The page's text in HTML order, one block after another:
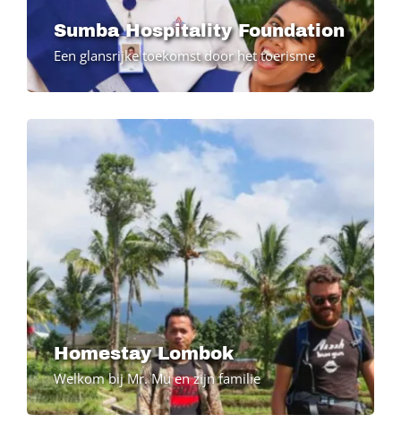
Sumba Hospitality Foundation
Een glansrijke toekomst door het toerisme
Homestay Lombok
Welkom bij Mr. Mu en zijn familie